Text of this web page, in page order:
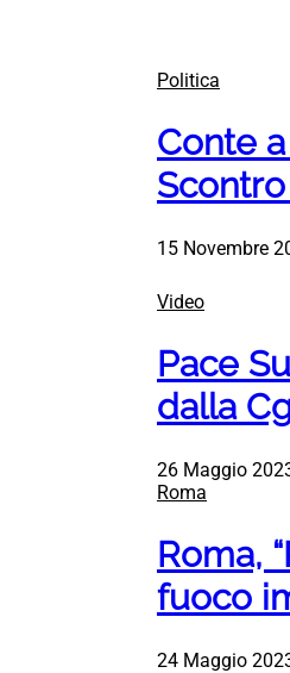
Politica
Conte
15 Novembre
Video
Pace
dalla
26 Maggio
Roma
Roma,
fuoco
24 Maggio